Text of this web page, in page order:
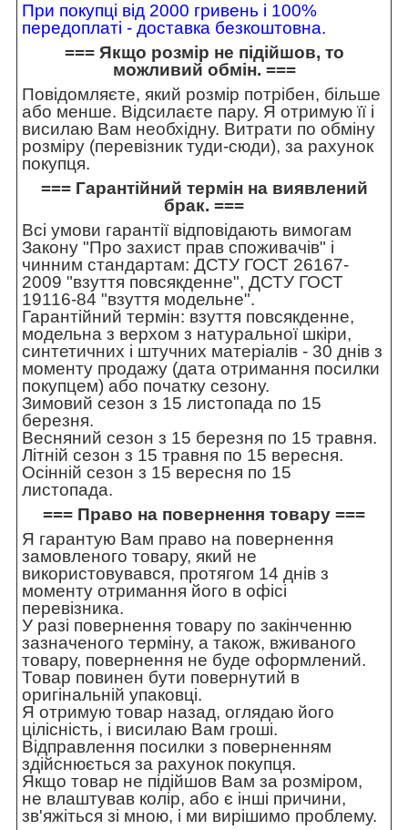
При покупці від 2000 гривень і 100%
передоплаті - доставка безкоштовна.
=== Якщо розмір не підійшов, то
можливий обмін. ===
Повідомляєте, який розмір потрібен, більше
або менше. Відсилаєте пару. Я отримую її і
висилаю Вам необхідну. Витрати по обміну
розміру (перевізник туди-сюди), за рахунок
покупця.
=== Гарантійний термін на виявлений
брак. ===
Всі умови гарантії відповідають вимогам
Закону "Про захист прав споживачів" і
чинним стандартам: ДСТУ ГОСТ 26167-
2009 "взуття повсякденне", ДСТУ ГОСТ
19116-84 "взуття модельне".
Гарантійний термін: взуття повсякденне,
модельна з верхом з натуральної шкіри,
синтетичних і штучних матеріалів - 30 днів з
моменту продажу (дата отримання посилки
покупцем) або початку сезону.
Зимовий сезон з 15 листопада по 15
березня.
Весняний сезон з 15 березня по 15 травня.
Літній сезон з 15 травня по 15 вересня.
Осінній сезон з 15 вересня по 15
листопада.
=== Право на повернення товару ===
Я гарантую Вам право на повернення
замовленого товару, який не
використовувався, протягом 14 днів з
моменту отримання його в офісі
перевізника.
У разі повернення товару по закінченню
зазначеного терміну, а також, вживаного
товару, повернення не буде оформлений.
Товар повинен бути повернутий в
оригінальній упаковці.
Я отримую товар назад, оглядаю його
цілісність, і висилаю Вам гроші.
Відправлення посилки з поверненням
здійснюється за рахунок покупця.
Якщо товар не підійшов Вам за розміром,
не влаштував колір, або є інші причини,
зв'яжіться зі мною, і ми вирішимо проблему.